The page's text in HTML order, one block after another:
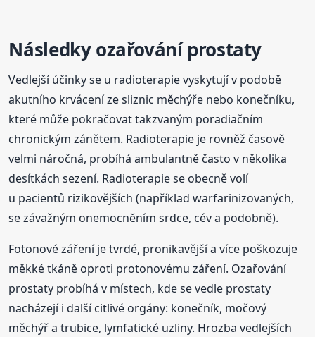
Následky ozařování prostaty
Vedlejší účinky se u radioterapie vyskytují v podobě
akutního krvácení ze sliznic měchýře nebo konečníku,
které může pokračovat takzvaným poradiačním
chronickým zánětem. Radioterapie je rovněž časově
velmi náročná, probíhá ambulantně často v několika
desítkách sezení. Radioterapie se obecně volí
u pacientů rizikovějších (například warfarinizovaných,
se závažným onemocněním srdce, cév a podobně).
Fotonové záření je tvrdé, pronikavější a více poškozuje
měkké tkáně oproti protonovému záření. Ozařování
prostaty probíhá v místech, kde se vedle prostaty
nacházejí i další citlivé orgány: konečník, močový
měchýř a trubice, lymfatické uzliny. Hrozba vedlejších